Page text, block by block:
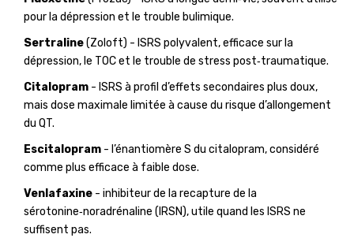
pour la dépression et le trouble bulimique.
Sertraline(Zoloft) - ISRS polyvalent, efficace sur la
dépression, le TOC et le trouble de stress post‑traumatique.
Citalopram - ISRS à profil d’effets secondaires plus doux,
mais dose maximale limitée à cause du risque d’allongement
du QT.
Escitalopram - l’énantiomère S du citalopram, considéré
comme plus efficace à faible dose.
Venlafaxine - inhibiteur de la recapture de la
sérotonine‑noradrénaline (IRSN), utile quand les ISRS ne
suffisent pas.